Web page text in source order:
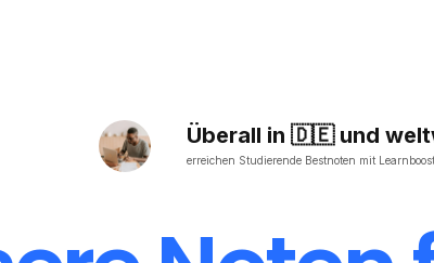
Überall in 🇩🇪 und
erreichen Studierende Bestnoten mit Learnboost